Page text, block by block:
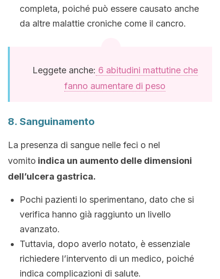
completa, poiché può essere causato anche
da altre malattie croniche come il cancro.
Leggete anche: 6 abitudini mattutine che
fanno aumentare di peso
8. Sanguinamento
La presenza di sangue nelle feci o nel
vomito indica un aumento delle dimensioni
dell’ulcera gastrica.
Pochi pazienti lo sperimentano, dato che si
verifica hanno già raggiunto un livello
avanzato.
Tuttavia, dopo averlo notato, è essenziale
richiedere l’intervento di un medico, poiché
indica complicazioni di salute.